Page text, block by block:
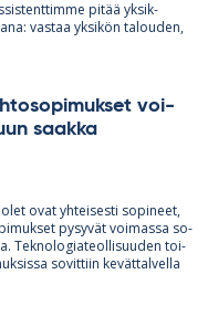
pi­tää yk­sik­
vas­taa yk­si­kön ta­lou­den,
voi­
saakka
ovat yh­tei­sesti so­pi­neet,
py­sy­vät voi­massa so­
Tek­no­lo­gia­teol­li­suu­den toi­
so­vit­tiin ke­vät­tal­vella